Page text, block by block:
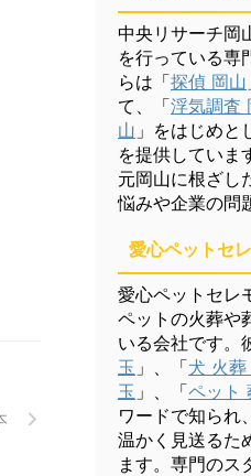
中央リサーチ岡
を行っている専
らは「探偵 岡山
て、「浮気調査
山 」をはじめと
を提供していま
元岡山に根ざし
悩みや企業の問
愛心ペットセ
愛心ペットセレ
ペットの火葬や
いる会社です。
玉 」、「犬 火葬
玉 」、「ペット
ワードで知られ
温かく見送るた
ます。専門のス